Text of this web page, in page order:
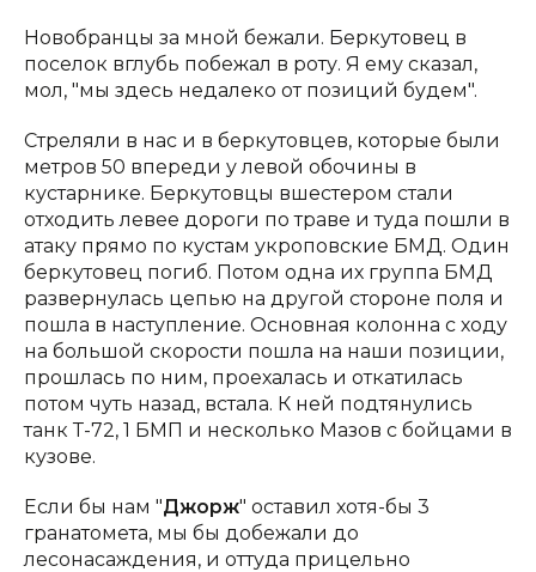
Новобранцы за мной бежали. Беркутовец в
поселок вглубь побежал в роту. Я ему сказал,
мол, "мы здесь недалеко от позиций будем".
Стреляли в нас и в беркутовцев, которые были
метров 50 впереди у левой обочины в
кустарнике. Беркутовцы вшестером стали
отходить левее дороги по траве и туда пошли в
атаку прямо по кустам укроповские БМД. Один
беркутовец погиб. Потом одна их группа БМД
развернулась цепью на другой стороне поля и
пошла в наступление. Основная колонна с ходу
на большой скорости пошла на наши позиции,
прошлась по ним, проехалась и откатилась
потом чуть назад, встала. К ней подтянулись
танк Т-72, 1 БМП и несколько Мазов с бойцами в
кузове.
Если бы нам "Джорж" оставил хотя-бы 3
гранатомета, мы бы добежали до
лесонасаждения, и оттуда прицельно